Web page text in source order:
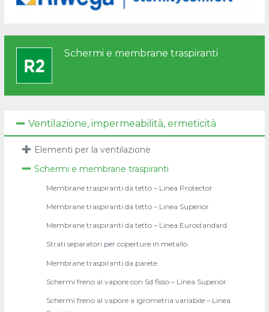
Schermi e membrane traspiranti
Ventilazione, impermeabilità, ermeticità
Elementi per la ventilazione
Schermi e membrane traspiranti
Membrane traspiranti da tetto – Linea Protector
Membrane traspiranti da tetto – Linea Superior
Membrane traspiranti da tetto – Linea Eurostandard
Strati separatori per coperture in metallo
Membrane traspiranti da parete
Schermi freno al vapore con Sd fisso – Linea Superior
Schermi freno al vapore a igrometria variabile – Linea